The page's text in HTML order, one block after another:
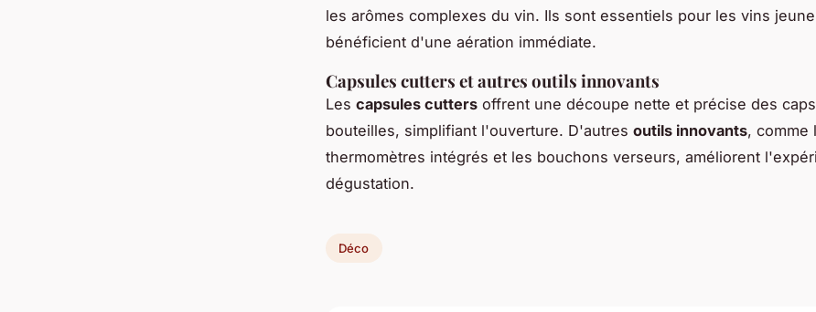
les arômes complexes du vin. Ils sont essentiels pour les vins
bénéficient d'une aération immédiate.
Capsules cutters et autres outils innovants
Les capsules cutters offrent une découpe nette et précise des
bouteilles, simplifiant l'ouverture. D'autres outils innovants, comme
thermomètres intégrés et les bouchons verseurs, améliorent
dégustation.
Déco